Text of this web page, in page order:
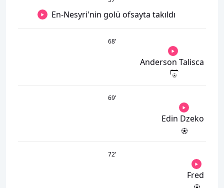
En-Nesyri'nin golü ofsayta takıldı
68’
Anderson Talisca
69’
Edin Dzeko
72’
Fred